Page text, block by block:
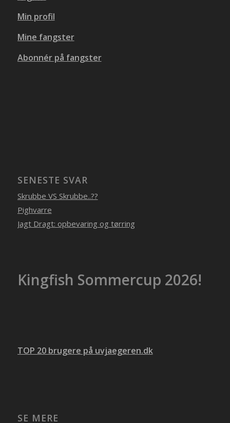
Min profil
Mine fangster
Abonnér på fangster
SENESTE SVAR
Skrubbe VS Skrubbe..??
Pighvarre
Jagt Dragt: opbevaring og tørring
Kingfish Sommercup 2026!
TOP 20 brugere på uvjaegeren.dk
SE MERE